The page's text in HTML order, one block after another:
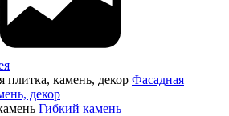
Фасадная
декор
Гибкий камень